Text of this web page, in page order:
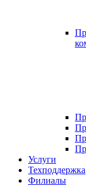
Услуги
Техподдержка
Филиалы